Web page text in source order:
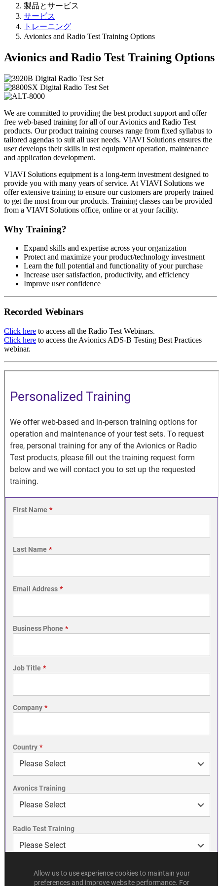
製品とサービス
サービス
トレーニング
Avionics and Radio Test Training Options
Avionics and Radio Test Training Options
We are committed to providing the best product support and offer
free web-based training for all of our Avionics and Radio Test
products. Our product training courses range from fixed syllabus to
tailored agendas to suit all user needs. VIAVI Solutions ensures the
user develops their skills in test equipment operation, maintenance
and application development.
VIAVI Solutions equipment is a long-term investment designed to
provide you with many years of service. At VIAVI Solutions we
offer extensive training to ensure our customers are properly trained
to get the most from our products. Training classes can be provided
from a VIAVI Solutions office, online or at your facility.
Why Training?
Expand skills and expertise across your organization
Protect and maximize your product/technology investment
Learn the full potential and functionality of your purchase
Increase user satisfaction, productivity, and efficiency
Improve user confidence
Recorded Webinars
Click here to access all the Radio Test Webinars.
Click here to access the Avionics ADS-B Testing Best Practices
webinar.